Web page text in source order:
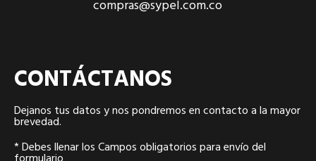
compras@sypel.com.co
CONTÁCTANOS
Dejanos tus datos y nos pondremos en contacto a la mayor
brevedad.
* Debes llenar los Campos obligatorios para envío del